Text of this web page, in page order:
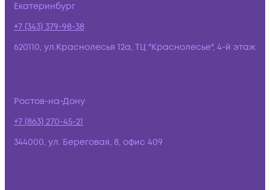
Екатеринбург
+7 (343) 379-98-38
620110, ул.Краснолесья 12а, ТЦ "Краснолесье", 4-й этаж
Ростов-на-Дону
+7 (863) 270-45-21
344000, ул. Береговая, 8, офис 409